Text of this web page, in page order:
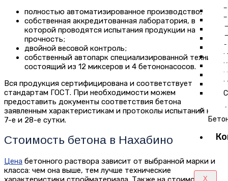
X
полностью автоматизированное производство;
собственная аккредитованная лаборатория, в
которой проводятся испытания продукции на
прочность;
двойной весовой контроль;
собственный автопарк специализированной техники,
состоящий из 12 миксеров и 4 бетононасосов.
Вся продукция сертифицирована и соответствует
стандартам ГОСТ. При необходимости можем
предоставить документы соответствия бетона
заявленным характеристикам и протоколы испытаний на
7-е и 28-е сутки.
Стоимость бетона в Нахабино
Цена бетонного раствора зависит от выбранной марки и
класса: чем она выше, тем лучше технические